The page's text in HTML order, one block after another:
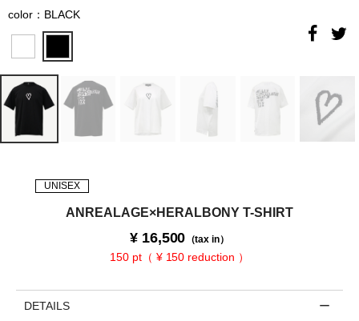
color：BLACK
UNISEX
ANREALAGE×HERALBONY T-SHIRT
¥ 16,500 （tax in）
150 pt（ ¥ 150 reduction ）
DETAILS